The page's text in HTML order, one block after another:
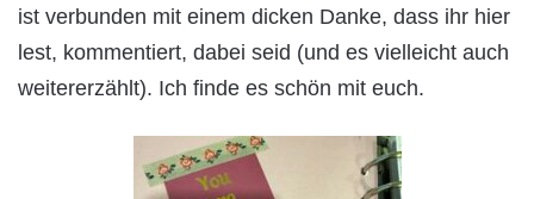
ist verbunden mit einem dicken Danke, dass ihr hier
lest, kommentiert, dabei seid (und es vielleicht auch
weitererzählt). Ich finde es schön mit euch.